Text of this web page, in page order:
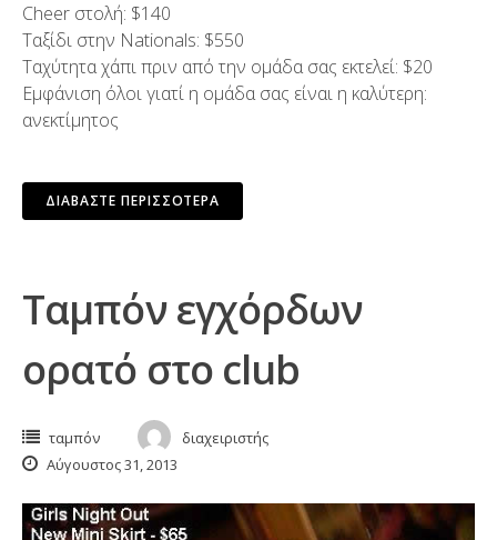
Cheer στολή: $140
Ταξίδι στην Nationals: $550
Ταχύτητα χάπι πριν από την ομάδα σας εκτελεί: $20
Εμφάνιση όλοι γιατί η ομάδα σας είναι η καλύτερη:
ανεκτίμητος
ΔΙΑΒΆΣΤΕ ΠΕΡΙΣΣΌΤΕΡΑ
Ταμπόν εγχόρδων
ορατό στο club
ταμπόν
διαχειριστής
Αύγουστος 31, 2013